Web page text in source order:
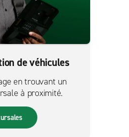
de véhicules
en trouvant un
à proximité.